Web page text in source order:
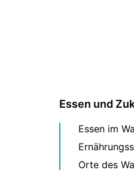
Essen und
Essen im
Orte des